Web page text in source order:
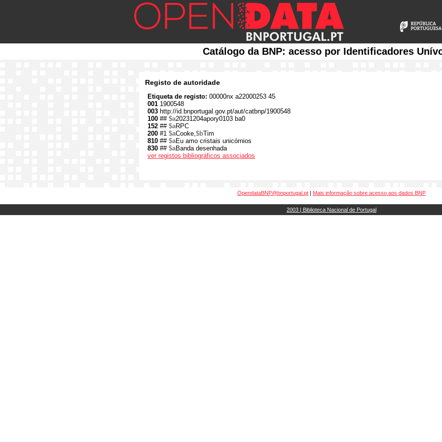
Catálogo da BNP: acesso por Identificadores
Registo de autoridade
Etiqueta de registo: 00000nx a22000253 45
001 1900548
003 http://id.bnportugal.gov.pt/aut/catbnp/1900548
100 ## $a20231204apory0103 ba0
152 ## $aRPC
200 #1 $aCooke,$bTim
810 ## $aEu amo cristais unicórnios
830 ## $aBanda desenhada
ver registos bibliográficos associados
OpendataBNP@bnportugal.pt | Mais informação sobre acesso aos dados BNP
2003 | Biblioteca Nacional de Portugal